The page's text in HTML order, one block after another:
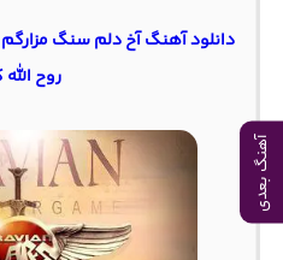
آهنگ بعدی
دانلود آهنگ آخ دلم سنگ مزارگم
روح